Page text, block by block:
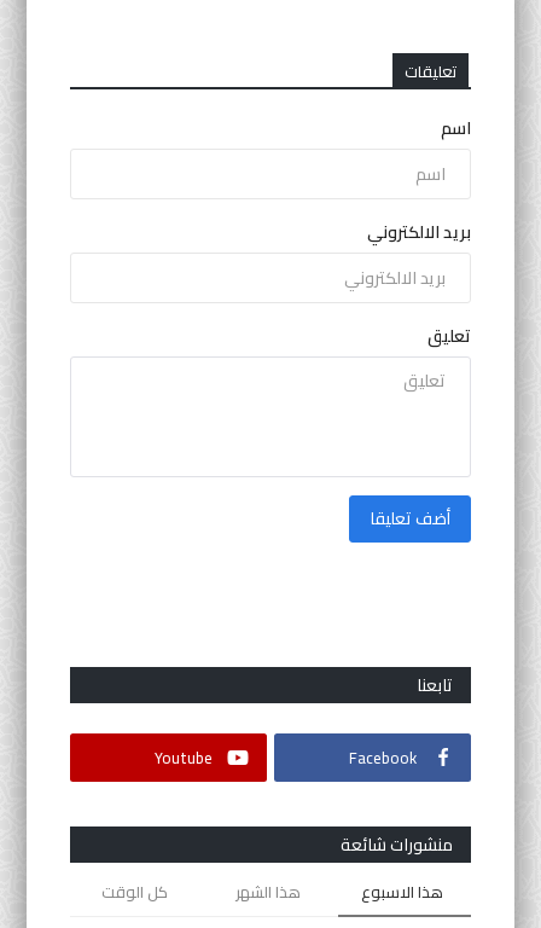
تعليقات
اسم
بريد الالكتروني
تعليق
أضف تعليقا
تابعنا
Facebook
Youtube
منشورات شائعة
هذا الاسبوع هذا الشهر كل الوقت